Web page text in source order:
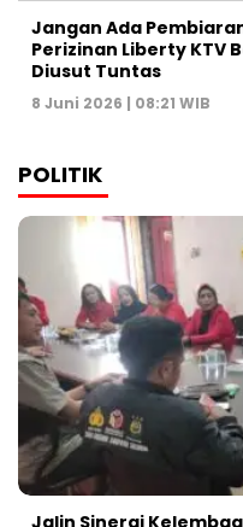
Jangan Ada
Perizinan Liberty KTV
Diusut Tuntas
8 Juni 2026 | 08:21 WIB
POLITIK